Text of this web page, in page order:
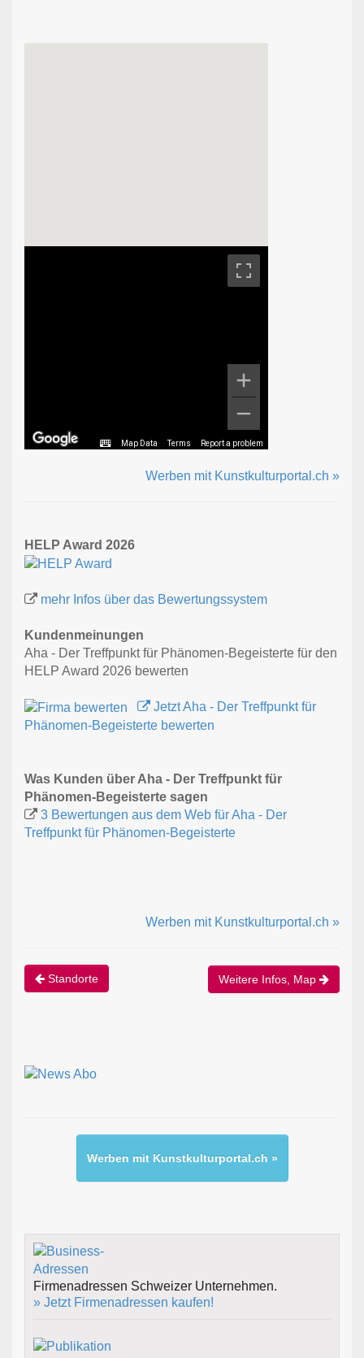
Map Data Terms Report a problem
Werben mit Kunstkulturportal.ch »
HELP Award 2026
mehr Infos über das Bewertungssystem
Kundenmeinungen
Aha - Der Treffpunkt für Phänomen-Begeisterte für den
HELP Award 2026 bewerten
Jetzt Aha - Der Treffpunkt für
Phänomen-Begeisterte bewerten
Was Kunden über Aha - Der Treffpunkt für
Phänomen-Begeisterte sagen
3 Bewertungen aus dem Web für Aha - Der
Treffpunkt für Phänomen-Begeisterte
Werben mit Kunstkulturportal.ch »
Standorte Weitere Infos, Map
Werben mit Kunstkulturportal.ch »
Firmenadressen Schweizer Unternehmen.
» Jetzt Firmenadressen kaufen!